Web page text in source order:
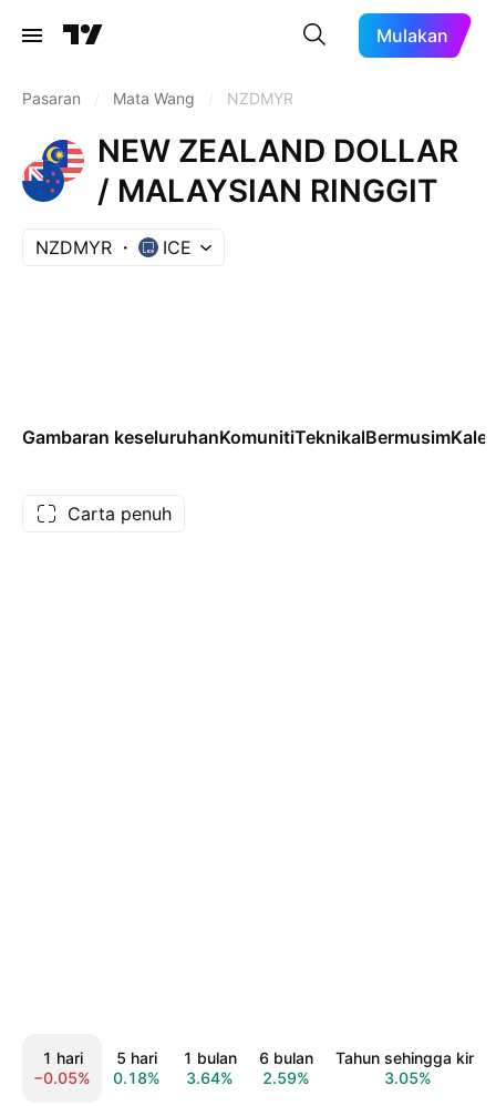
Mulakan
Pasaran Mata Wang NZDMYR
NEW ZEALAND DOLLAR
/ MALAYSIAN RINGGIT
NZDMYR ICE
Gambaran keseluruhanKomunitiTeknikalBermusim
Carta penuh
1 hari
−0.05%
5 hari
0.18%
1 bulan
3.64%
6 bulan
2.59%
Tahun sehingga kini
3.05%